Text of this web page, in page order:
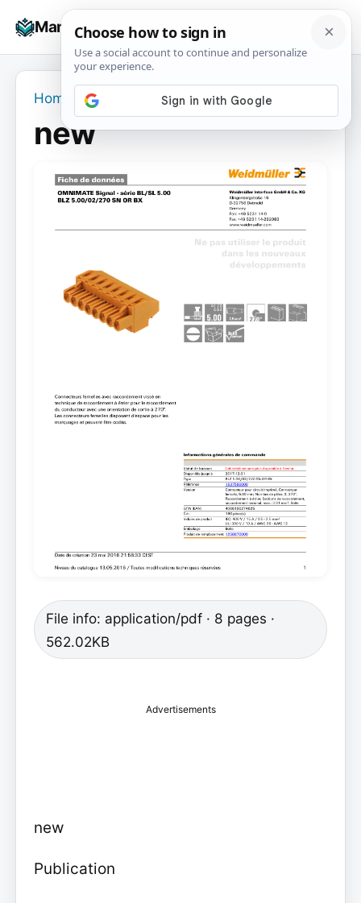
Manuals+
☰
Home new
new
File info: application/pdf · 8 pages ·
562.02KB
Advertisements
new
Publication